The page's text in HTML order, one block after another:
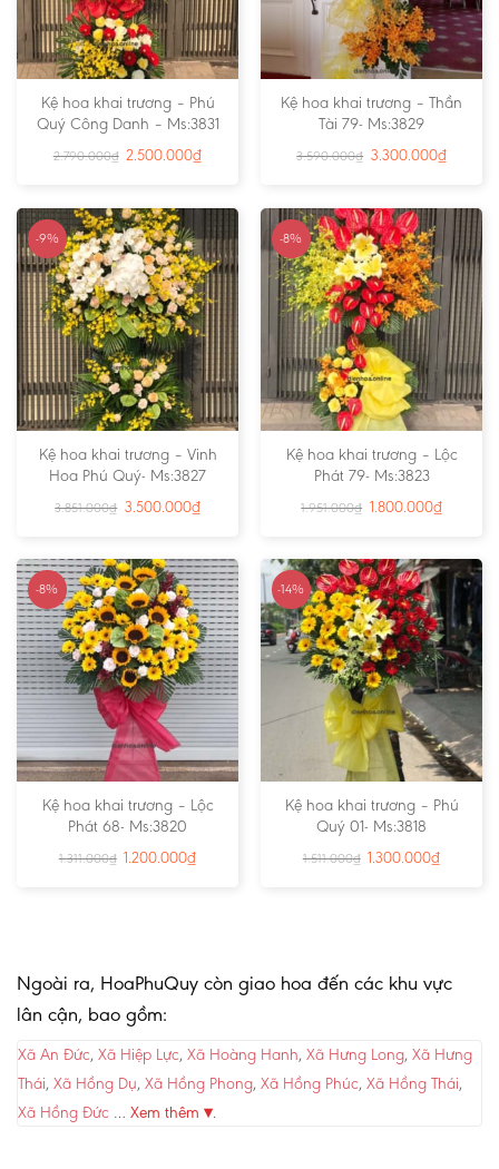
Kệ hoa khai trương – Phú
Quý Công Danh – Ms:3831
2.790.000₫ 2.500.000₫
Kệ hoa khai trương – Thần
Tài 79- Ms:3829
3.590.000₫ 3.300.000₫
-9%
Kệ hoa khai trương – Vinh
Hoa Phú Quý- Ms:3827
3.851.000₫ 3.500.000₫
-8%
Kệ hoa khai trương – Lộc
Phát 79- Ms:3823
1.951.000₫ 1.800.000₫
-8%
Kệ hoa khai trương – Lộc
Phát 68- Ms:3820
1.311.000₫ 1.200.000₫
-14%
Kệ hoa khai trương – Phú
Quý 01- Ms:3818
1.511.000₫ 1.300.000₫
Ngoài ra, HoaPhuQuy còn giao hoa đến các khu vực
lân cận, bao gồm:
Xã An Đức, Xã Hiệp Lực, Xã Hoàng Hanh, Xã Hưng Long, Xã Hưng
Thái, Xã Hồng Dụ, Xã Hồng Phong, Xã Hồng Phúc, Xã Hồng Thái,
Xã Hồng Đức … Xem thêm ▾.